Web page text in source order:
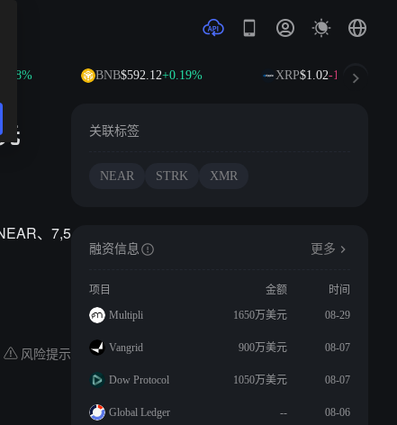
BNB$592.12 +0.19% XRP$1.02-1.06%
、7,5
风险提示
关联标签
NEAR STRK XMR
融资信息 更多
项目 金额
时间
Multipli
1650万美元 08-29
Vangrid 900万美元 08-07
Dow Protocol 1050万美元 08-07
Global Ledger -- 08-06